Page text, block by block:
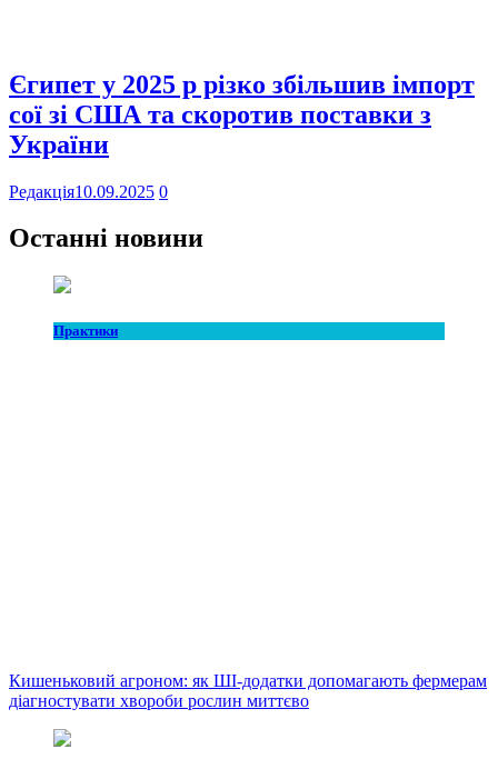
Єгипет у 2025 р різко збільшив імпорт
сої зі США та скоротив поставки з
України
Редакція10.09.2025 0
Останні новини
Практики
Кишеньковий агроном: як ШІ-додатки допомагають фермерам
діагностувати хвороби рослин миттєво